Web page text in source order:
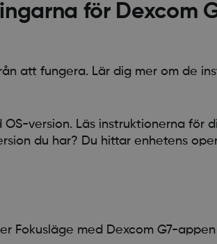
för Dexcom
att fungera. Lär dig mer om de
version. Läs instruktionerna för
du har? Du hittar enhetens
Fokusläge med Dexcom G7-